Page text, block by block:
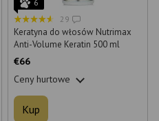
6
29
Keratyna do włosów Nutrimax
Anti-Volume Keratin 500 ml
€66
Ceny hurtowe
Kup